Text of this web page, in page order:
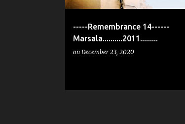
-----Remembrance 14------
Marsala..........2011.........
on December 23, 2020